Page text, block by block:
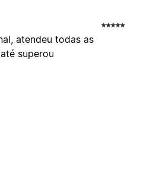
atendeu todas as
superou